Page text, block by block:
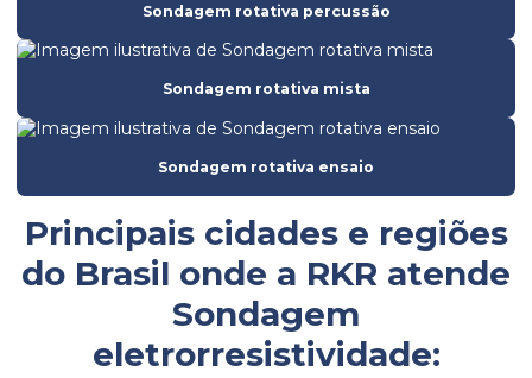
Empresa de obra civil
Empresa de sondagem
Empresa de sondagem rotativa mista
Empresa sondagem solo
Empresa de sondagem SPT
Sondagem rotativa percussão
Sondagem rotativa mista
Sondagem rotativa ensaio
Principais cidades e regiões
do Brasil onde a RKR atende
Sondagem
eletrorresistividade: